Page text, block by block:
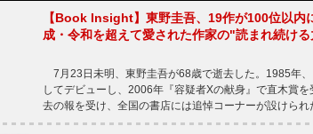
【Book Insight】東野圭吾、19作が100位以
成・令和を超えて愛された作家の"読まれ続け
7月23日未明、東野圭吾が68歳で逝去した。1985年
してデビューし、2006年『容疑者Xの献身』で直木賞
去の報を受け、全国の書店には追悼コーナーが設け